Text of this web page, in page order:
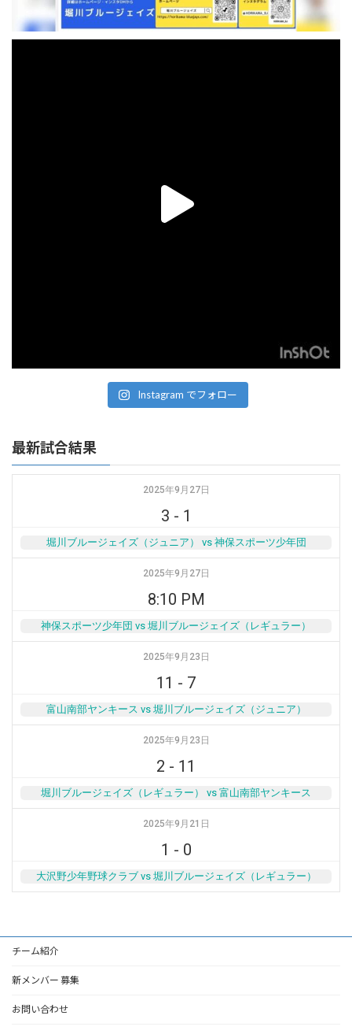
Instagram でフォロー
最新試合結果
2025年9月27日
3 - 1
堀川ブルージェイズ（ジュニア） vs 神保スポーツ少年団
2025年9月27日
8:10 PM
神保スポーツ少年団 vs 堀川ブルージェイズ（レギュラー）
2025年9月23日
11 - 7
富山南部ヤンキース vs 堀川ブルージェイズ（ジュニア）
2025年9月23日
2 - 11
堀川ブルージェイズ（レギュラー） vs 富山南部ヤンキース
2025年9月21日
1 - 0
大沢野少年野球クラブ vs 堀川ブルージェイズ（レギュラー）
チーム紹介
新メンバー 募集
お問い合わせ